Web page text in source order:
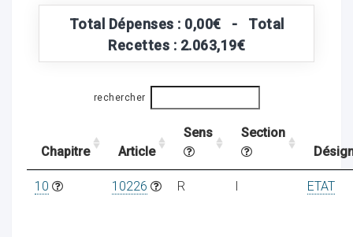
Total Dépenses : 0,00€ - Total
Recettes : 2.063,19€
rechercher
Chapitre Article
Sens
Section
10 10226 R I ETAT